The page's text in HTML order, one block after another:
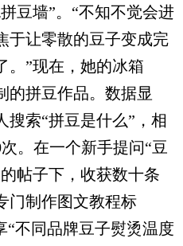
豆墙”。“不知不觉会进
于让零散的豆子变成完
。”现在，她的冰箱
的拼豆作品。数据显
搜索“拼豆是什么”，相
。在一个新手提问“豆
帖子下，收获数十条
门制作图文教程标
“不同品牌豆子熨烫温度